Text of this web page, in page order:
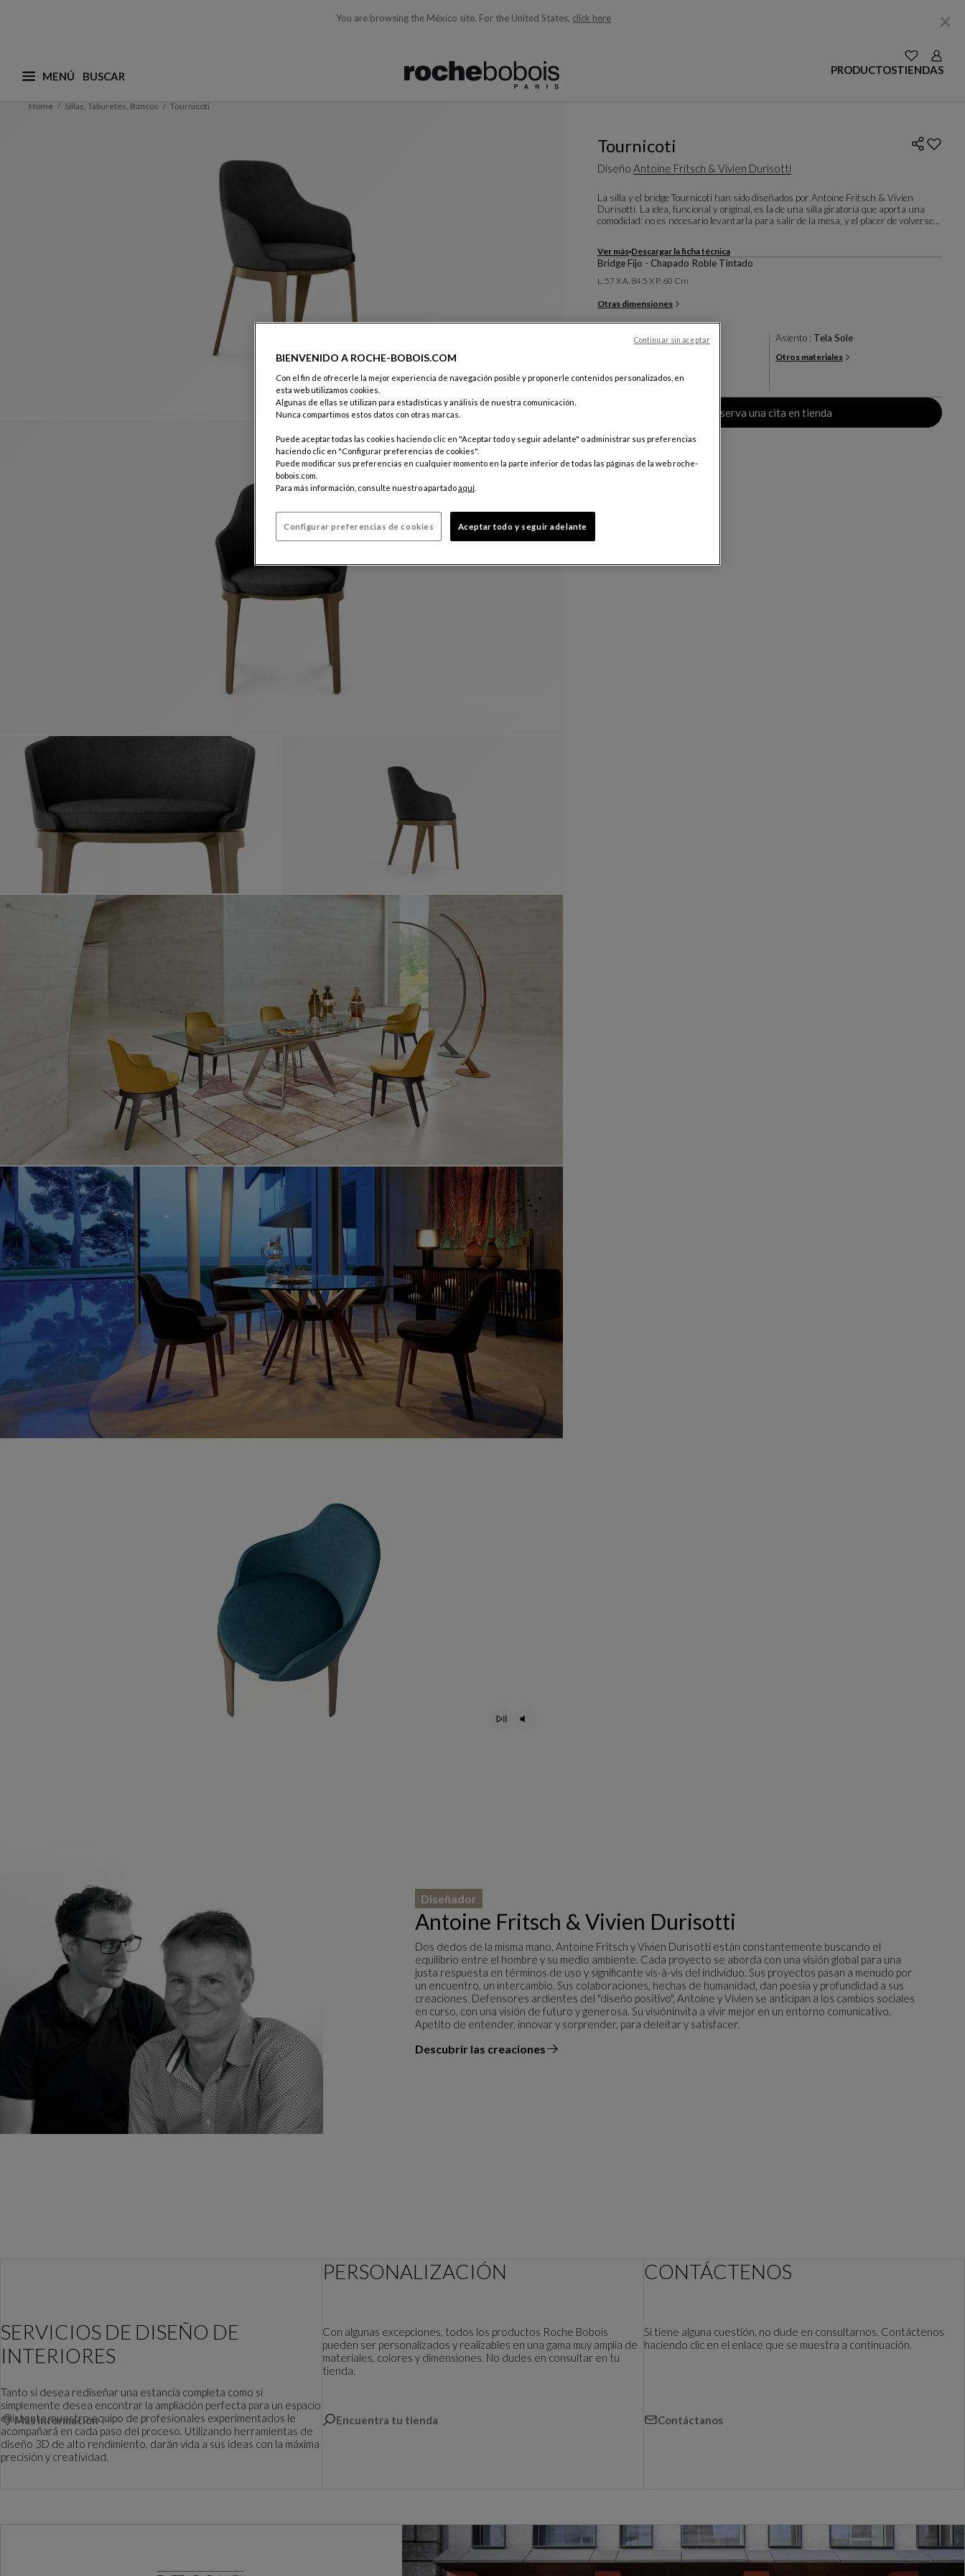
You are browsing the México site. For the United States, click here
MENÚ
¿Qué está buscando? (adaptamos las sugerencias aquí debajo acorde con lo que está buscando)
VER LAS
Login
PRODUCTOSTIENDAS
Home Sillas, Taburetes, Bancos Tournicoti
Tournicoti
Diseño Antoine Fritsch & Vivien Durisotti
La silla y el bridge Tournicoti han sido diseñados por Antoine Fritsch & Vivien
Durisotti. La idea, funcional y original, es la de una silla giratoria que aporta una
comodidad: no es necesario levantarla para salir de la mesa, y el placer de volverse...
Ver más Descargar la ficha técnica
Bridge Fijo - Chapado Roble Tintado
L. 57 X A. 84.5 X P. 60 Cm
Otras dimensiones
Asiento : Tela Sole
Otros materiales
Noir
Otros colores
Reserva una cita en tienda
Antoine Fritsch & Vivien Durisotti
Diseñador
Dos dedos de la misma mano, Antoine Fritsch y Vivien Durisotti están constantemente buscando el
equilibrio entre el hombre y su medio ambiente. Cada proyecto se aborda con una visión global para una
justa respuesta en términos de uso y significante vis-à-vis del individuo. Sus proyectos pasan a menudo por
un encuentro, un intercambio. Sus colaboraciones, hechas de humanidad, dan poesía y profundidad a sus
creaciones. Defensores ardientes del "diseño positivo", Antoine y Vivien se anticipan a los cambios sociales
en curso, con una visión de futuro y generosa. Su visióninvita a vivir mejor en un entorno comunicativo.
Apetito de entender, innovar y sorprender, para deleitar y satisfacer.
Descubrir las creaciones
el diseñador
SERVICIOS DE DISEÑO DE
INTERIORES
Tanto si desea rediseñar una estancia completa como si
simplemente desea encontrar la ampliación perfecta para un espacio
existente, nuestro equipo de profesionales experimentados le
acompañará en cada paso del proceso. Utilizando herramientas de
diseño 3D de alto rendimiento, darán vida a sus ideas con la máxima
precisión y creatividad.
Más información
PERSONALIZACIÓN
Con algunas excepciones, todos los productos Roche Bobois
pueden ser personalizados y realizables en una gama muy amplia de
materiales, colores y dimensiones. No dudes en consultar en tu
tienda.
Encuentra tu tienda
CONTÁCTENOS
Si tiene alguna cuestión, no dude en consultarnos. Contáctenos
haciendo clic en el enlace que se muestra a continuación.
Contáctanos
BIENVENIDO A ROCHE-BOBOIS.COM
Con el fin de ofrecerle la mejor experiencia de navegación posible y proponerle contenidos personalizados, en
esta web utilizamos cookies.
Algunas de ellas se utilizan para estadísticas y análisis de nuestra comunicación.
Nunca compartimos estos datos con otras marcas.
Puede aceptar todas las cookies haciendo clic en "Aceptar todo y seguir adelante" o administrar sus preferencias
haciendo clic en "Configurar preferencias de cookies".
Puede modificar sus preferencias en cualquier momento en la parte inferior de todas las páginas de la web roche-
bobois.com.
Para más información, consulte nuestro apartadoaquí
Configurar preferencias de cookies Aceptar todo y seguir adelante
Continuar sin aceptar